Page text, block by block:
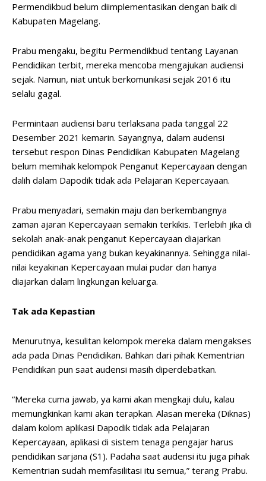
Permendikbud belum diimplementasikan dengan baik di
Kabupaten Magelang.
Prabu mengaku, begitu Permendikbud tentang Layanan
Pendidikan terbit, mereka mencoba mengajukan audiensi
sejak. Namun, niat untuk berkomunikasi sejak 2016 itu
selalu gagal.
Permintaan audiensi baru terlaksana pada tanggal 22
Desember 2021 kemarin. Sayangnya, dalam audensi
tersebut respon Dinas Pendidikan Kabupaten Magelang
belum memihak kelompok Penganut Kepercayaan dengan
dalih dalam Dapodik tidak ada Pelajaran Kepercayaan.
Prabu menyadari, semakin maju dan berkembangnya
zaman ajaran Kepercayaan semakin terkikis. Terlebih jika di
sekolah anak-anak penganut Kepercayaan diajarkan
pendidikan agama yang bukan keyakinannya. Sehingga nilai-
nilai keyakinan Kepercayaan mulai pudar dan hanya
diajarkan dalam lingkungan keluarga.
Tak ada Kepastian
Menurutnya, kesulitan kelompok mereka dalam mengakses
ada pada Dinas Pendidikan. Bahkan dari pihak Kementrian
Pendidikan pun saat audensi masih diperdebatkan.
“Mereka cuma jawab, ya kami akan mengkaji dulu, kalau
memungkinkan kami akan terapkan. Alasan mereka (Diknas)
dalam kolom aplikasi Dapodik tidak ada Pelajaran
Kepercayaan, aplikasi di sistem tenaga pengajar harus
pendidikan sarjana (S1). Padaha saat audensi itu juga pihak
Kementrian sudah memfasilitasi itu semua,” terang Prabu.